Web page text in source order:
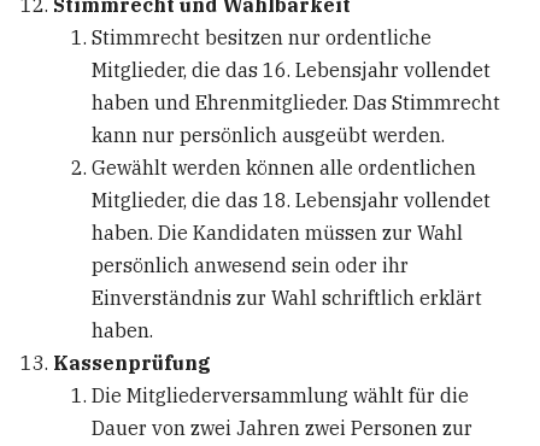
Stimmrecht besitzen nur ordentliche
Mitglieder, die das 16. Lebensjahr vollendet
haben und Ehrenmitglieder. Das Stimmrecht
kann nur persönlich ausgeübt werden.
Gewählt werden können alle ordentlichen
Mitglieder, die das 18. Lebensjahr vollendet
haben. Die Kandidaten müssen zur Wahl
persönlich anwesend sein oder ihr
Einverständnis zur Wahl schriftlich erklärt
haben.
Kassenprüfung
Die Mitgliederversammlung wählt für die
Dauer von zwei Jahren zwei Personen zur